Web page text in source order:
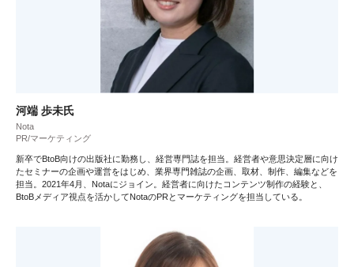
河端 歩未氏
Nota
PR/マーケティング
新卒でBtoB向けの出版社に勤務し、経営専門誌を担当。経営者や意思決定層に向け
たセミナーの企画や運営をはじめ、業界専門雑誌の企画、取材、制作、編集などを
担当。2021年4月、Notaにジョイン。経営者に向けたコンテンツ制作の経験と、
BtoBメディア視点を活かしてNotaのPRとマーケティングを担当している。